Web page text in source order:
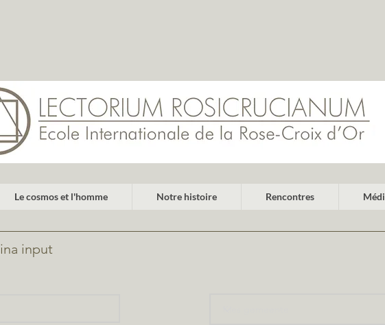
Le cosmos et l'homme Notre histoire Rencontres
input